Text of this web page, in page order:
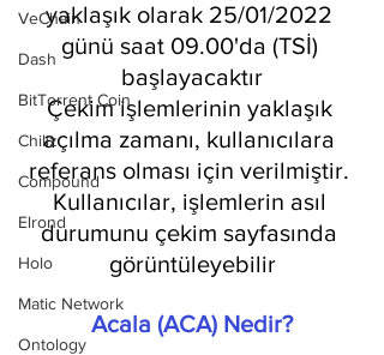
VeChain
Dash
BitTorrent Coin
Chiliz
Compound
Elrond
Holo
Matic Network
Ontology
yaklaşık olarak 25/01/2022
günü saat 09.00'da (TSİ)
başlayacaktır
Çekim işlemlerinin yaklaşık
açılma zamanı, kullanıcılara
referans olması için verilmiştir.
Kullanıcılar, işlemlerin asıl
durumunu çekim sayfasında
görüntüleyebilir
Acala (ACA) Nedir?